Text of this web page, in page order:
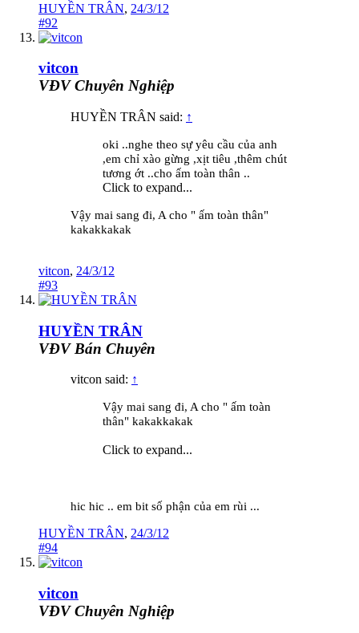
HUYỀN TRÂN, 24/3/12
#92
vitcon
VĐV Chuyên Nghiệp
HUYỀN TRÂN said: ↑
oki ..nghe theo sự yêu cầu của anh
,em chỉ xào gừng ,xịt tiêu ,thêm chút
tương ớt ..cho ấm toàn thân ..
Click to expand...
Vậy mai sang đi, A cho " ấm toàn thân"
kakakkakak
vitcon, 24/3/12
#93
HUYỀN TRÂN
VĐV Bán Chuyên
vitcon said: ↑
Vậy mai sang đi, A cho " ấm toàn
thân" kakakkakak
Click to expand...
hic hic .. em bit số phận của em rùi ...
HUYỀN TRÂN, 24/3/12
#94
vitcon
VĐV Chuyên Nghiệp